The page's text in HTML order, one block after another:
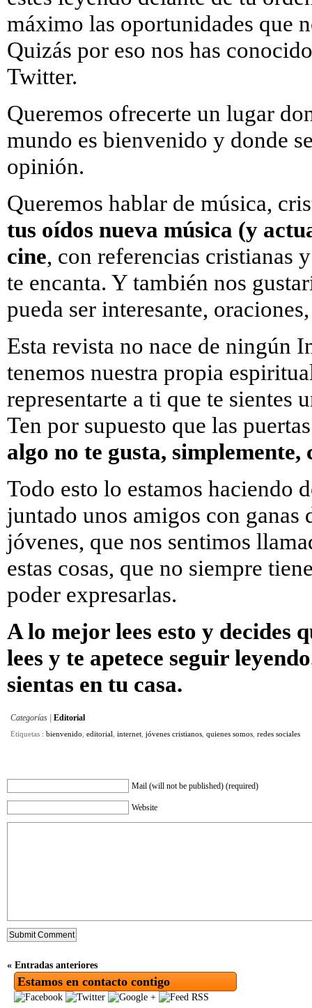
máximo las oportunidades que
Quizás por eso nos has
Twitter.
Queremos ofrecerte un lugar
mundo es bienvenido y donde
opinión.
Queremos hablar de música,
tus oídos nueva música (y
cine, con referencias cristianas
te encanta. Y también nos
pueda ser interesante,
Esta revista no nace de ningún
tenemos nuestra propia
representarte a ti que te sientes
Ten por supuesto que las
algo no te gusta, simplemente,
Todo esto lo estamos haciendo
juntado unos amigos con ganas
jóvenes, que nos sentimos
estas cosas, que no siempre
poder expresarlas.
A lo mejor lees esto y decides
lees y te apetece seguir
sientas en tu casa.
Categorías | Editorial
Etiquetas : bienvenido editorial internet jóvenes cristianos quienes somos redes sociales
Mail (will not be published) (required)
Website
« Entradas anteriores
Estamos en contacto contigo